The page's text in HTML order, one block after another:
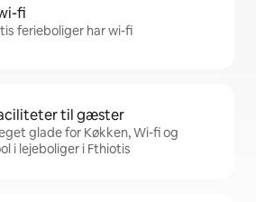
fi
ferieboliger har wi-fi
til gæster
glade for Køkken, Wi-fi og
i lejeboliger i Fthiotis